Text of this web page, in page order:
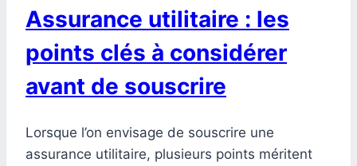
Assurance utilitaire : les
points clés à considérer
avant de souscrire
Lorsque l’on envisage de souscrire une
assurance utilitaire, plusieurs points méritent